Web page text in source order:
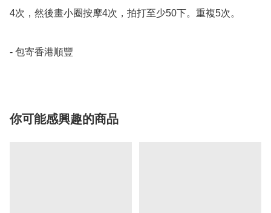
4次，然後畫小圈按摩4次，拍打至少50下。重複5次。
- 包寄香港順豐
你可能感興趣的商品